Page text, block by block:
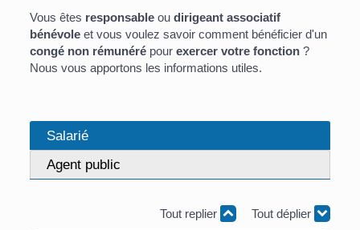
Vous êtes responsableou dirigeant associatif
bénévole et vous voulez savoir comment bénéficier d'un
congé non rémunéré pour exercer votre fonction?
Nous vous apportons les informations utiles.
Salarié
Agent public
Tout replier Tout déplier